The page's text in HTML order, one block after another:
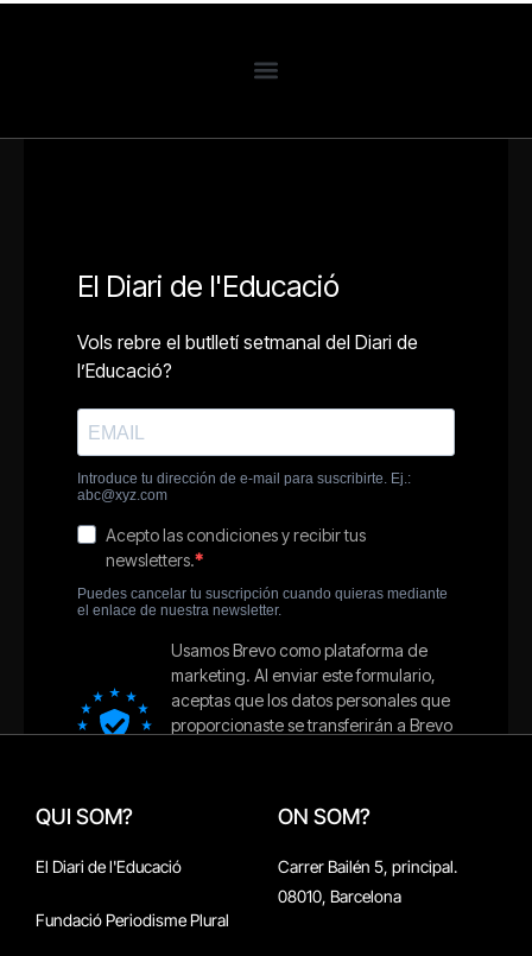
QUI SOM?
El Diari de l'Educació
Fundació Periodisme Plural
ON SOM?
Carrer Bailén 5, principal.
08010, Barcelona